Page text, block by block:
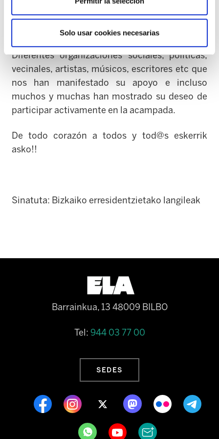
Solo usar cookies necesarias
muy agradecidas por el gran apoyo que
estamos recibiendo por parte de diferentes
Diferentes organizaciones sociales, políticas,
vecinales, artistas, músicos, escritores etc que
nos han manifestado su apoyo e incluso
muchos y muchas han mostrado su deseo de
participar activamente en la acampada.
De todo corazón a todos y tod@s eskerrik
asko!!
Sinatuta: Bizkaiko erresidentzietako langileak
Barrainkua, 13 48009 BILBO
Tel: 944 03 77 00
SEDES